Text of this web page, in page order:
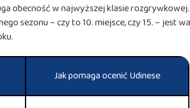
obecność w najwyższej klasie
sezonu – czy to 10. miejsce, czy 15. – jest
Jak pomaga ocenić Udinese